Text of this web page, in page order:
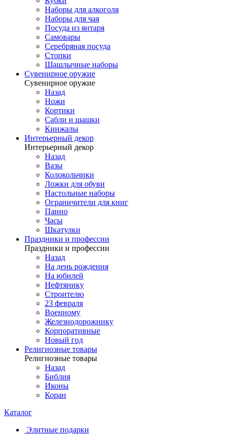
Наборы для алкоголя
Наборы для чая
Посуда из янтаря
Самовары
Серебряная посуда
Стопки
Шашлычные наборы
Сувенирное оружие
Сувенирное оружие
Назад
Ножи
Кортики
Сабли и шашки
Кинжалы
Интерьерный декор
Интерьерный декор
Назад
Вазы
Колокольчики
Ложки для обуви
Настольные наборы
Ограничители для книг
Панно
Часы
Шкатулки
Праздники и профессии
Праздники и профессии
Назад
На день рождения
На юбилей
Нефтянику
Строителю
23 февраля
Военному
Железнодорожнику
Корпоративные
Новый год
Религиозные товары
Религиозные товары
Назад
Библия
Иконы
Коран
Каталог
Элитные подарки